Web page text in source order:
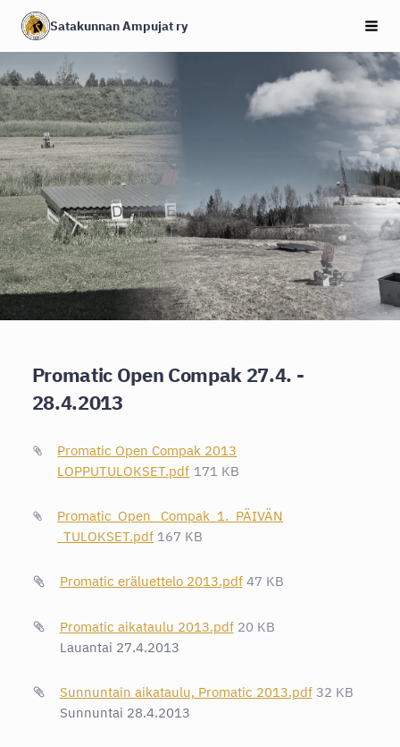
Siirry
sivun
Satakunnan Ampujat ry
Promatic Open Compak 27.4. -
28.4.2013
Promatic Open Compak 2013
LOPPUTULOKSET.pdf 171 KB
Promatic_Open _Compak_1._PÄIVÄN
_TULOKSET.pdf 167 KB
Promatic eräluettelo 2013.pdf 47 KB
Promatic aikataulu 2013.pdf 20 KB
Lauantai 27.4.2013
Sunnuntain aikataulu, Promatic 2013.pdf 32 KB
Sunnuntai 28.4.2013